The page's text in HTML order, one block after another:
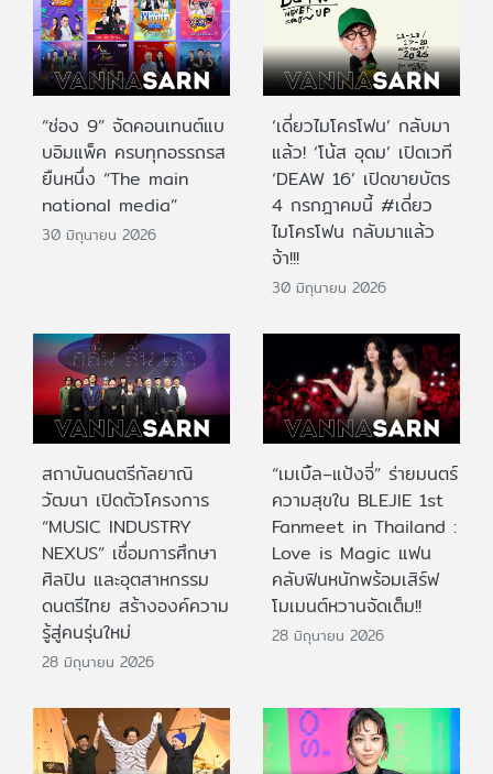
“ช่อง 9” จัดคอนเทนต์แบ
บอิมแพ็ค ครบทุกอรรถรส
ยืนหนึ่ง “The main
national media”
30 มิถุนายน 2026
‘เดี่ยวไมโครโฟน’ กลับมา
แล้ว! ‘โน้ส อุดม’ เปิดเวที
‘DEAW 16’ เปิดขายบัตร
4 กรกฎาคมนี้ #เดี่ยว
ไมโครโฟน กลับมาแล้ว
จ้า!!!
30 มิถุนายน 2026
สถาบันดนตรีกัลยาณิ
วัฒนา เปิดตัวโครงการ
“MUSIC INDUSTRY
NEXUS” เชื่อมการศึกษา
ศิลปิน และอุตสาหกรรม
ดนตรีไทย สร้างองค์ความ
รู้สู่คนรุ่นใหม่
28 มิถุนายน 2026
“เมเบิ้ล–แป้งจี่” ร่ายมนตร์
ความสุขใน BLEJIE 1st
Fanmeet in Thailand :
Love is Magic แฟน
คลับฟินหนักพร้อมเสิร์ฟ
โมเมนต์หวานจัดเต็ม!!
28 มิถุนายน 2026